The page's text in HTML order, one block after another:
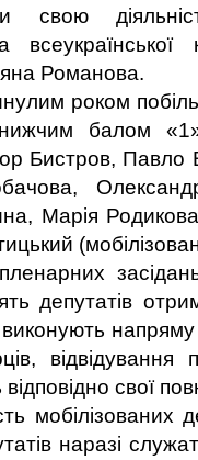
свою
всеукраїнської
Романова.
роком
балом
Бистров,
Марія
депутатів
напряму
відвідування
свої
мобілізованих
наразі